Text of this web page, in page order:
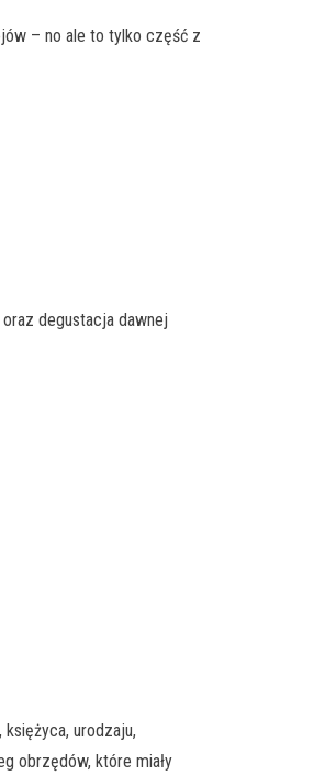
– no ale to tylko część z
degustacja dawnej
urodzaju,
obrzędów, które miały